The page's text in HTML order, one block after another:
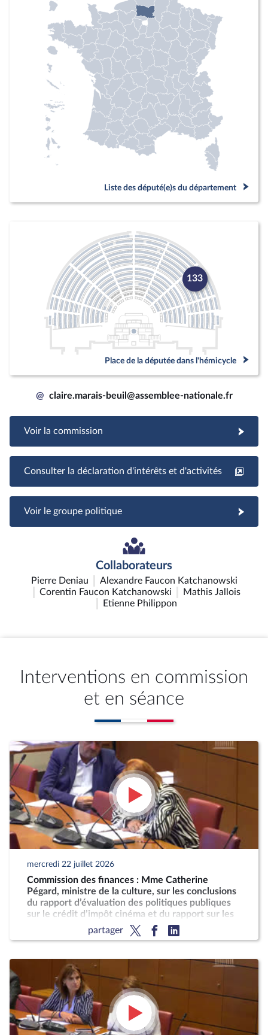
Liste des député(e)s du département
133
Place de la députée dans l'hémicycle
@ claire.marais-beuil@assemblee-nationale.fr
Voir la commission
Consulter la déclaration d'intérêts et d'activités
Voir le groupe politique
Collaborateurs
Pierre Deniau
Alexandre Faucon Katchanowski
Corentin Faucon Katchanowski
Mathis Jallois
Etienne Philippon
Interventions en commission
et en séance
mercredi 22 juillet 2026
Commission des finances : Mme Catherine
Pégard, ministre de la culture, sur les conclusions
du rapport d’évaluation des politiques publiques
sur le crédit d’impôt cinéma et du rapport sur les
taxes sur les services vidéo
partager